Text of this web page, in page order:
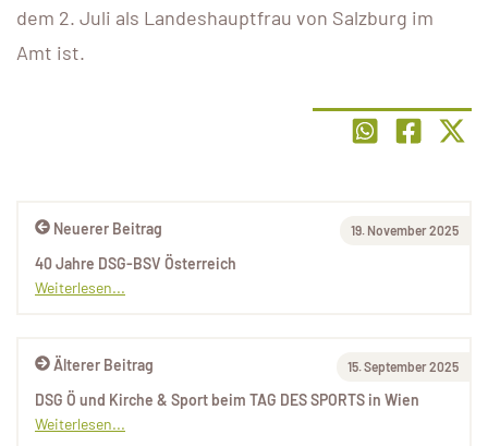
dem 2. Juli als Landeshauptfrau von Salzburg im
Amt ist.
Älterer Beitrag 15. September 2025
DSG Ö und Kirche & Sport beim TAG DES SPORTS in Wien
Weiterlesen...
Neuerer Beitrag 19. November 2025
40 Jahre DSG-BSV Österreich
Weiterlesen...